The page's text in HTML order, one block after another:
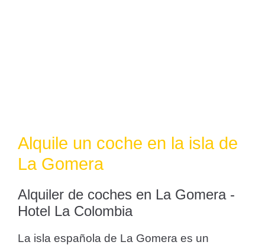
Alquile un coche en la isla de
La Gomera
Alquiler de coches en La Gomera -
Hotel La Colombia
La isla española de La Gomera es un